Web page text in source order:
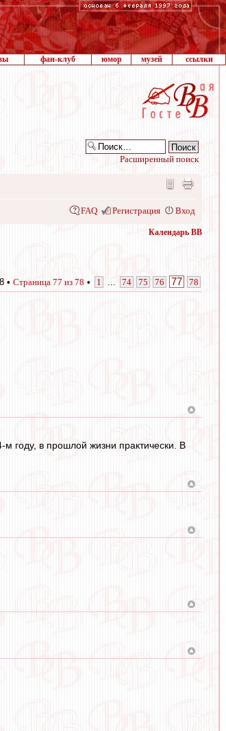
фан-клуб юмор музей ссылки
Расширенный поиск
FAQ Регистрация Вход
Календарь ВВ
• Страница 77 из 78 • 1 74 75 76 77 78
году, в прошлой жизни практически. В